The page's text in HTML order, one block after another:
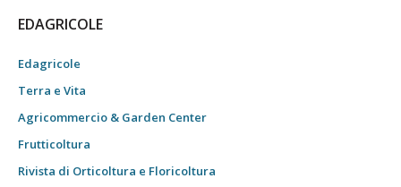
EDAGRICOLE
Edagricole
Terra e Vita
Agricommercio & Garden Center
Frutticoltura
Rivista di Orticoltura e Floricoltura